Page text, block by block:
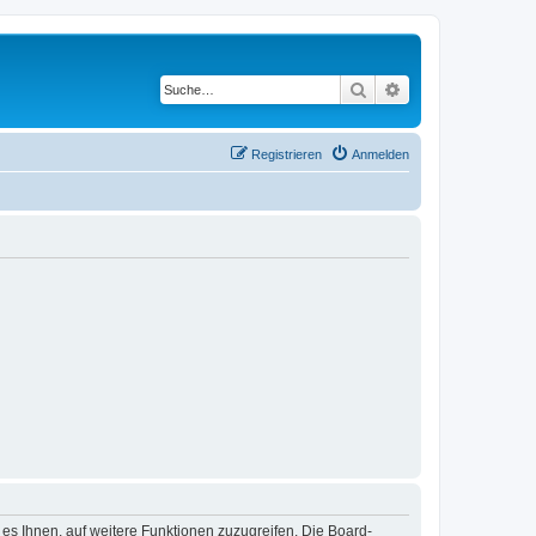
Suche
Anmelden
Registrieren
Ihnen, auf weitere Funktionen zuzugreifen. Die Board-